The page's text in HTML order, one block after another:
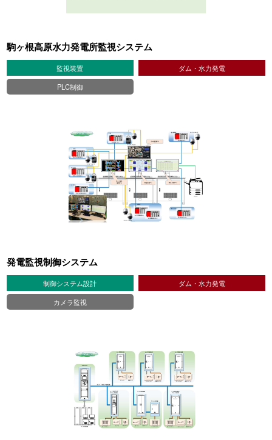
駒ヶ根高原水力発電所監視システム
監視装置
ダム・水力発電
PLC制御
発電監視制御システム
制御システム設計
ダム・水力発電
カメラ監視